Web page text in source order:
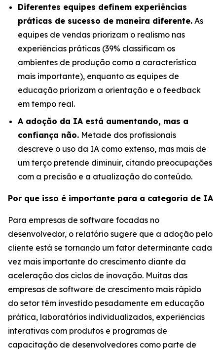
Diferentes equipes definem experiências
práticas de sucesso de maneira diferente. As
equipes de vendas priorizam o realismo nas
experiências práticas (39% classificam os
ambientes de produção como a característica
mais importante), enquanto as equipes de
educação priorizam a orientação e o feedback
em tempo real.
A adoção da IA está aumentando, mas a
confiança não. Metade dos profissionais
descreve o uso da IA como extenso, mas mais de
um terço pretende diminuir, citando preocupações
com a precisão e a atualização do conteúdo.
Por que isso é importante para a categoria de IA
Para empresas de software focadas no
desenvolvedor, o relatório sugere que a adoção pelo
cliente está se tornando um fator determinante cada
vez mais importante do crescimento diante da
aceleração dos ciclos de inovação. Muitas das
empresas de software de crescimento mais rápido
do setor têm investido pesadamente em educação
prática, laboratórios individualizados, experiências
interativas com produtos e programas de
capacitação de desenvolvedores como parte de